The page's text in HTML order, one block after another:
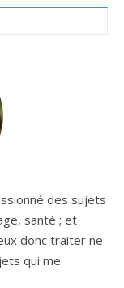
des sujets
santé ; et
donc traiter ne
qui me